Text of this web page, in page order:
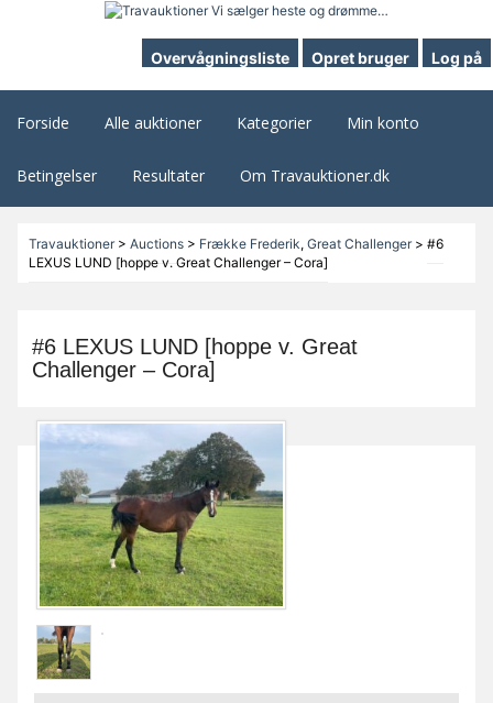
Overvågningsliste Opret bruger Log på
Forside Alle auktioner Kategorier Min konto
Betingelser Resultater Om Travauktioner.dk
Travauktioner> Auctions> Frække Frederik, Great Challenger> #6
LEXUS LUND [hoppe v. Great Challenger – Cora]
#6 LEXUS LUND [hoppe v. Great
Challenger – Cora]